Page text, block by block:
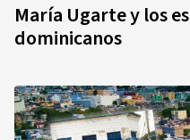
María Ugarte y los
dominicanos